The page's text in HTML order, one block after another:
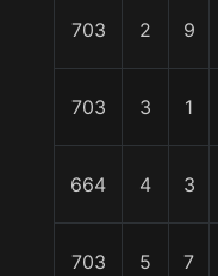
703 2 9
703 3 1
664 4 3
703 5 7